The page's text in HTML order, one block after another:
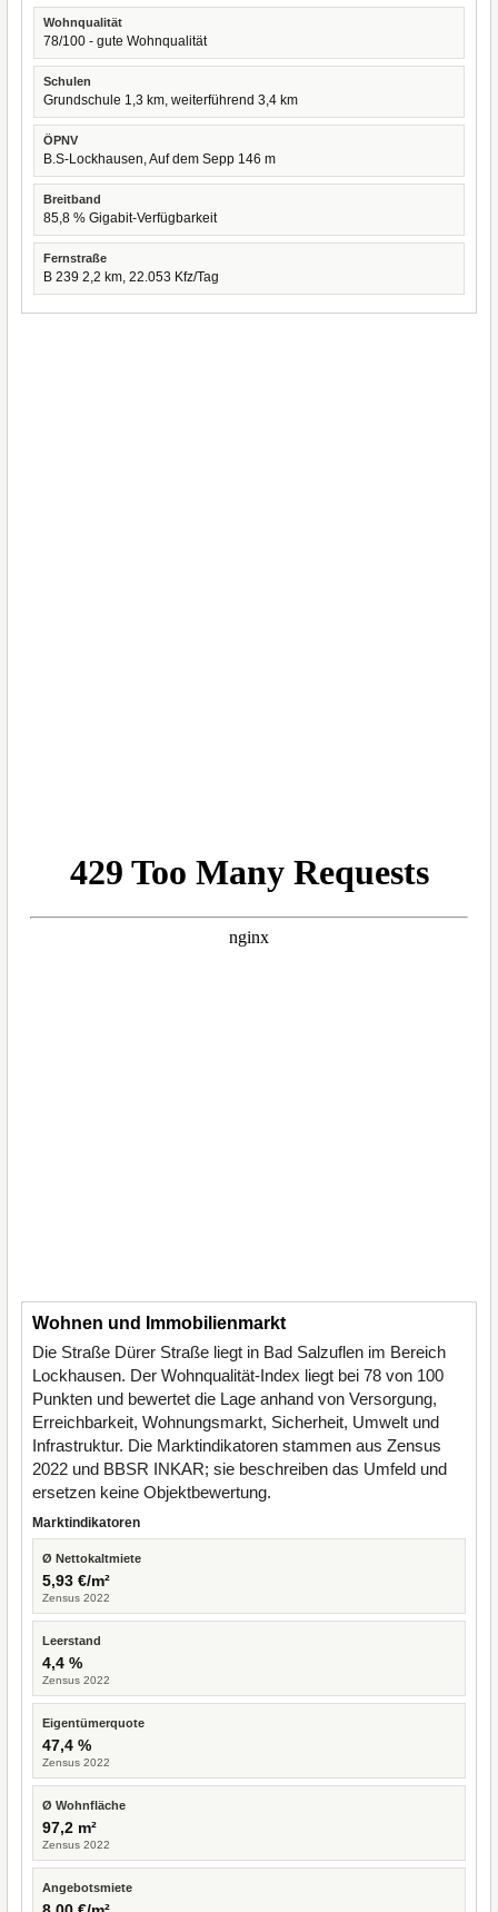
Wohnqualität
78/100 - gute Wohnqualität
Schulen
Grundschule 1,3 km, weiterführend 3,4 km
ÖPNV
B.S-Lockhausen, Auf dem Sepp 146 m
Breitband
85,8 % Gigabit-Verfügbarkeit
Fernstraße
B 239 2,2 km, 22.053 Kfz/Tag
Wohnen und Immobilienmarkt
Die Straße Dürer Straße liegt in Bad Salzuflen im Bereich
Lockhausen. Der Wohnqualität-Index liegt bei 78 von 100
Punkten und bewertet die Lage anhand von Versorgung,
Erreichbarkeit, Wohnungsmarkt, Sicherheit, Umwelt und
Infrastruktur. Die Marktindikatoren stammen aus Zensus
2022 und BBSR INKAR; sie beschreiben das Umfeld und
ersetzen keine Objektbewertung.
Marktindikatoren
Ø Nettokaltmiete
5,93 €/m²
Zensus 2022
Leerstand
4,4 %
Zensus 2022
Eigentümerquote
47,4 %
Zensus 2022
Ø Wohnfläche
97,2 m²
Zensus 2022
Angebotsmiete